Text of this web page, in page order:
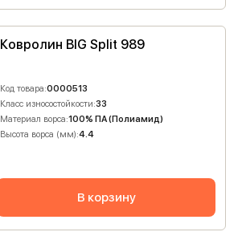
Ковролин BIG Split 989
Код товара:0000513
Класс износостойкости:33
Материал ворса:100% ПА (Полиамид)
Высота ворса (мм):4.4
В корзину